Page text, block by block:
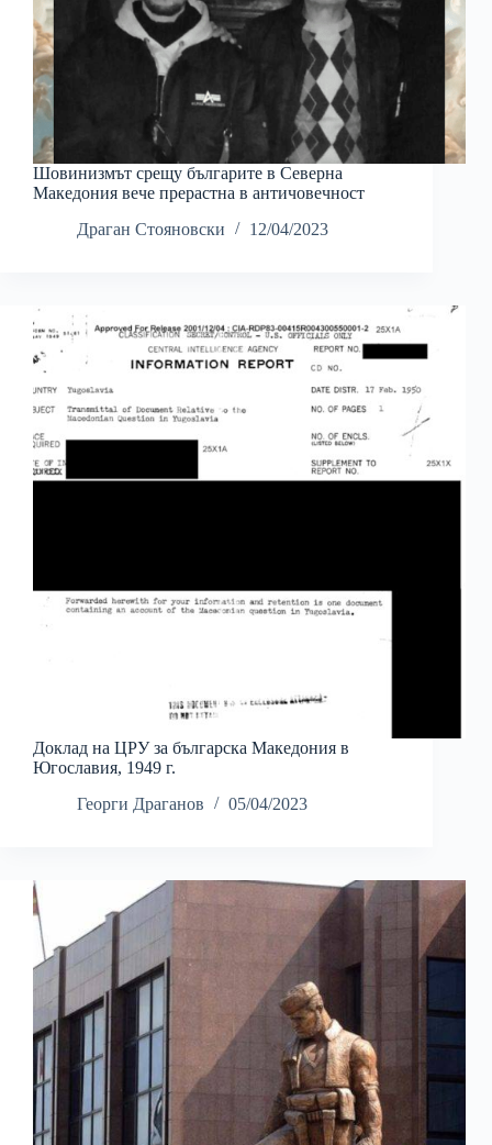
Шовинизмът срещу българите в Северна
Македония вече прерастна в античовечност
Драган Стояновски
12/04/2023
Доклад на ЦРУ за българска Македония в
Югославия, 1949 г.
Георги Драганов
05/04/2023